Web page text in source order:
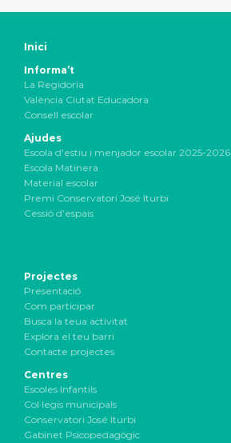
Inici
Informa’t
La Regidoria
València Ciutat Educadora
Consell escolar
Ajudes
Escola d’estiu i menjador escolar 2025-2026
Escola Matinera
Material escolar
Premi Conservatori José Iturbi
Cessió d’espais
Projectes
Presentació
Com participar
Busca la teua activitat
Explora el teu barri
Contacte projectes
Centres
Escoles Infantils
Col·legis municipals
Conservatori José Iturbi
Gabinet Psicopedagògic